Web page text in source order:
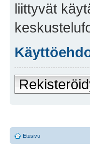
liittyvät
Etusivu